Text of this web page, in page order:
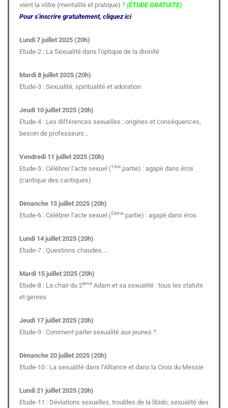
vient la vôtre (mentalité et pratique) ? (ÉTUDE GRATUITE)
Pour s’inscrire gratuitement, cliquez ici
Lundi 7 juillet 2025 (20h)
Etude-2 : La Sexualité dans l’optique de la divinité
Mardi 8 juillet 2025 (20h)
Etude-3 : Sexualité, spiritualité et adoration
Jeudi 10 juillet 2025 (20h)
Etude-4 : Les différences sexuelles : origines et conséquences,
besoin de professeurs…
Vendredi 11 juillet 2025 (20h)
Etude-5 : Célébrer l’acte sexuel (1ère partie) : agapè dans éros
(cantique des cantiques)
Dimanche 13 juillet 2025 (20h)
Etude-6 : Célébrer l’acte sexuel (2ème partie) : agapè dans éros
Lundi 14 juillet 2025 (20h)
Etude-7 : Questions chaudes …
Mardi 15 juillet 2025 (20h)
Etude-8 : La chair du 2ème Adam et sa sexualité : tous les statuts
et genres
Jeudi 17 juillet 2025 (20h)
Etude-9 : Comment parler sexualité aux jeunes ?
Dimanche 20 juillet 2025 (20h)
Etude-10 : La sexualité dans l’Alliance et dans la Croix du Messie
Lundi 21 juillet 2025 (20h)
Etude-11 : Déviations sexuelles, troubles de la libido, sexualité des